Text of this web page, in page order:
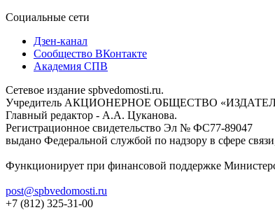
Социальные сети
Дзен-канал
Сообщество ВКонтакте
Академия СПВ
Сетевое издание spbvedomosti.ru.
Учредитель АКЦИОНЕРНОЕ ОБЩЕСТВО
Главный редактор - А.А. Цуканова.
Регистрационное свидетельство Эл № ФС77-89047
выдано Федеральной службой по надзору в сфере
Функционирует при финансовой поддержке
post@spbvedomosti.ru
+7 (812) 325-31-00